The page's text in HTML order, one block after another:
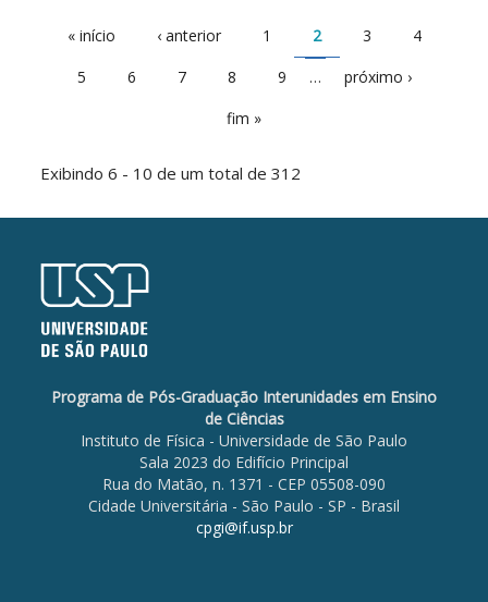
Páginas
« início ‹ anterior 1 2 3
4
5
6 7 8 9 …
próximo ›
fim »
Exibindo 6 - 10 de um total de 312
Programa de Pós-Graduação Interunidades em Ensino
de Ciências
Instituto de Física - Universidade de São Paulo
Sala 2023 do Edifício Principal
Rua do Matão, n. 1371 - CEP 05508-090
Cidade Universitária - São Paulo - SP - Brasil
cpgi@if.usp.br